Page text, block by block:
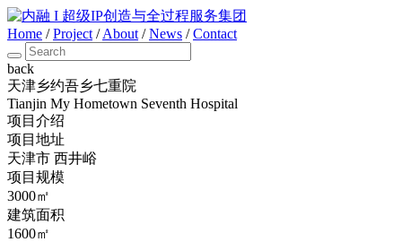
Home /Project /About /News /Contact
back
天津乡约吾乡七重院
Tianjin My Hometown Seventh Hospital
项目介绍
项目地址
天津市 西井峪
项目规模
3000㎡
建筑面积
1600㎡